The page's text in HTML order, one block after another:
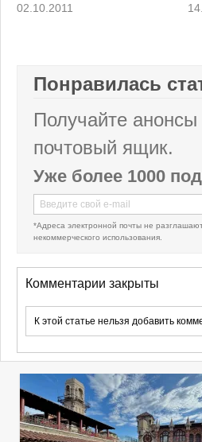
02.10.2011
Понравилась
Получайте
почтовый ящик.
Уже более 1000
*Адреса электронной почты не
некоммерческого использования.
Комментарии закрыты
К этой статье нельзя добавить